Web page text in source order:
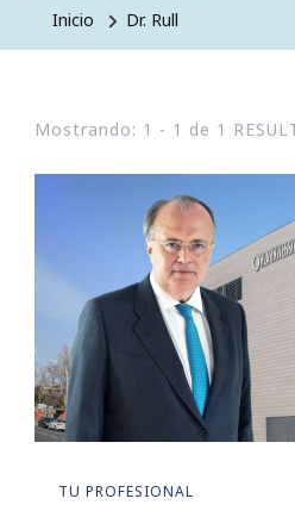
Inicio Dr. Rull
Mostrando: 1 - 1 de 1
TU PROFESIONAL